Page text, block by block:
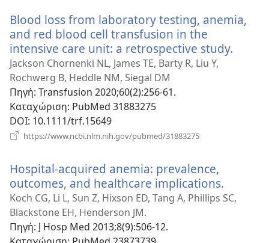
Blood loss from laboratory testing, anemia,
and red blood cell transfusion in the
intensive care unit: a retrospective study.
Jackson Chornenki NL, James TE, Barty R, Liu Y,
Rochwerg B, Heddle NM, Siegal DM
Πηγή‎: Transfusion 2020;60(2):256-61.
Καταχώριση‎: PubMed 31883275
DOI‎: 10.1111/trf.15649
https://www.ncbi.nlm.nih.gov/pubmed/31883275
Hospital-acquired anemia: prevalence,
outcomes, and healthcare implications.
νέο
Koch CG, Li L, Sun Z, Hixson ED, Tang A, Phillips SC,
Blackstone EH, Henderson JM.
Πηγή‎: J Hosp Med 2013;8(9):506-12.